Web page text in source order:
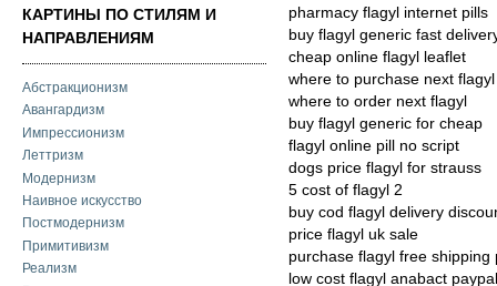
КАРТИНЫ ПО СТИЛЯМ И
НАПРАВЛЕНИЯМ
Абстракционизм
Авангардизм
Импрессионизм
Леттризм
Модернизм
Наивное искусство
Постмодернизм
Примитивизм
Реализм
pharmacy flagyl internet pills
buy flagyl generic fast
cheap online flagyl leaflet
where to purchase next flagyl
where to order next flagyl
buy flagyl generic for cheap
flagyl online pill no script
dogs price flagyl for strauss
5 cost of flagyl 2
buy cod flagyl delivery
price flagyl uk sale
purchase flagyl free shipping
low cost flagyl anabact paypal